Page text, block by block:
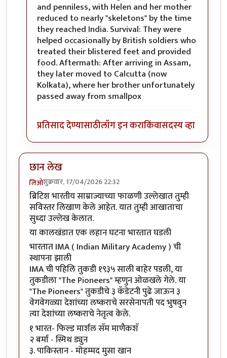
and penniless, with Helen and her mother
reduced to nearly "skeletons" by the time
they reached India. Survival: They were
helped occasionally by British soldiers who
treated their blistered feet and provided
food. Aftermath: After arriving in Assam,
they later moved to Calcutta (now
Kolkata), where her brother unfortunately
passed away from smallpox
प्रतिसाद देण्यासाठीलॉग इन कराकिंवासदस्य व्हा
छान लेख
लिओशुक्रवार, 17/04/2026 22:32
ब्रिटिश भारतीय साम्राज्याच्या फाळणी उल्लेखात तुम्ही
सविस्तर लिखाण केले आहेत. यात तुम्ही आखाताचा
सुध्दा उल्लेख केलात.
या कालखंडात एक लहान घटना भारतात घडली
भारतात IMA ( Indian Military Academy ) ची
स्थापना झाली
IMA ची पहिलि तुकडी १९३५ साली बाहेर पडली, या
तुकडीला "The Pioneers" म्हणुन ओळखले गेले. या
"The Pioneers" तुकडीचे ३ कॅडेटनी पुढे जाऊन ३
वेगवेगळ्या देशांच्या लष्कराचे सरसेनापती पद भुषवुन
त्या देशांच्या लष्कराचे नेतृत्व केले.
१ भारत- फिल्ड मार्शल सॅम माणैकशॅ
२ बर्मा - स्मिथ ड्युन
३. पाकिस्तान - मोहम्मद मुसा खान